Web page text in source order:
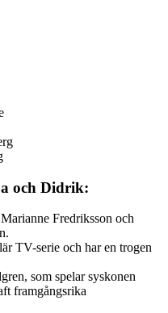
och Didrik:
Fredriksson och
TV-serie och har en trogen
som spelar syskonen
framgångsrika